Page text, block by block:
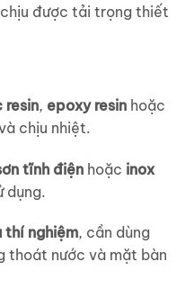
được tải trọng thiết
resin, epoxy resinhoặc
chịu nhiệt.
tĩnh điệnhoặc inox
dụng.
thí nghiệm, cần dùng
thoát nước và mặt bàn